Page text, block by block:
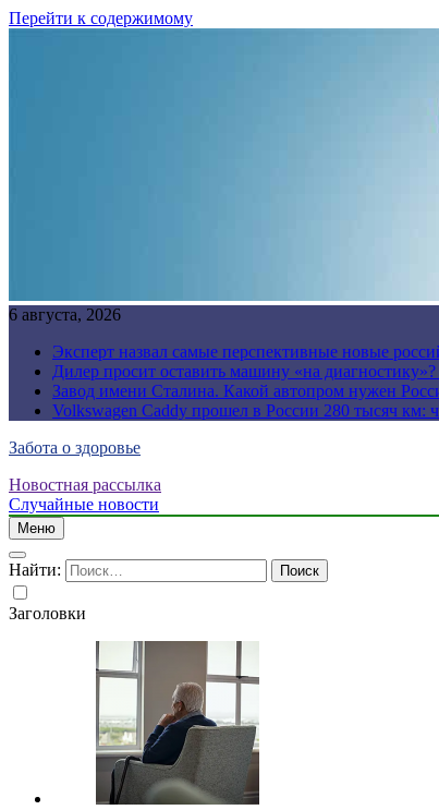
Перейти к содержимому
6 августа, 2026
Эксперт назвал самые перспективные новые
Дилер просит оставить машину «на
Завод имени Сталина. Какой автопром нужен
Volkswagen Caddy прошел в России 280 тысяч км:
Забота о здоровье
Новостная рассылка
Случайные новости
Меню
Найти:
Заголовки